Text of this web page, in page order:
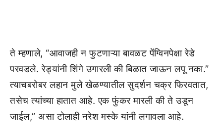
ते म्हणाले, “आवाजही न फुटणाऱ्या बावळट पेंग्विनपेक्षा रेडे
परवडले. रेड्यांनी शिंगे उगारली की बिळात जाऊन लपू नका.”
त्याचबरोबर लहान मुले खेळण्यातील सुदर्शन चक्र फिरवतात,
तसेच त्यांच्या हातात आहे. एक फुंकर मारली की ते उडून
जाईल,” असा टोलाही नरेश मस्के यांनी लगावला आहे.